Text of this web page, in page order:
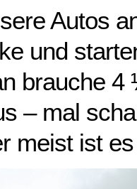
Autos
und
brauche
– mal
meist ist